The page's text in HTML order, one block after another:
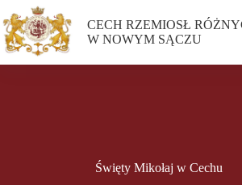
CECH RZEMIOSŁ
W NOWYM SĄCZU
Święty Mikołaj w Cechu